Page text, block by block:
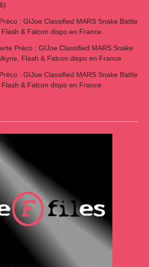
: GIJoe Classified MARS Snake Battle
& Falcon dispo en France
Préco : GIJoe Classified MARS Snake
Flash & Falcon dispo en France
: GIJoe Classified MARS Snake Battle
& Falcon dispo en France